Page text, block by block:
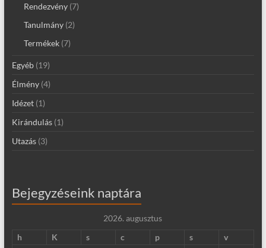
Rendezvény(7)
Tanulmány(2)
Termékek(7)
Egyéb(19)
Élmény(4)
Idézet(1)
Kirándulás(1)
Utazás(3)
Bejegyzéseink naptára
2026. augusztus
h
K s c p s
v